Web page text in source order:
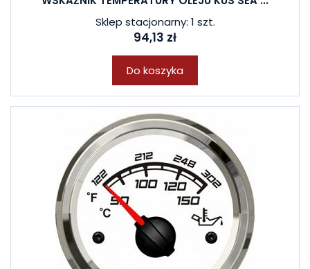
Sklep stacjonarny: 1 szt.
94,13 zł
Do koszyka